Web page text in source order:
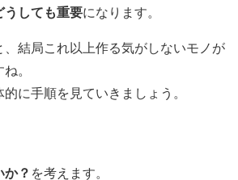
うしても重要になります。
結局これ以上作る気がしないモノが
。
に手順を見ていきましょう。
？ を考えます。